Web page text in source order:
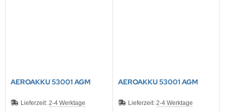
AEROAKKU 53001 AGM
Lieferzeit: 2-4 Werktage
AEROAKKU 53001 AGM
Lieferzeit: 2-4 Werktage